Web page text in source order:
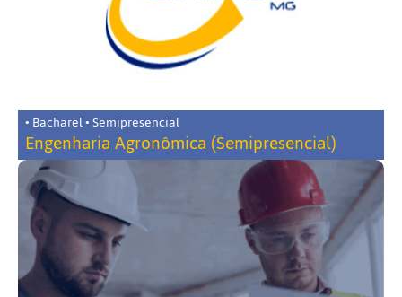
• Bacharel • Semipresencial
Engenharia Agronômica (Semipresencial)